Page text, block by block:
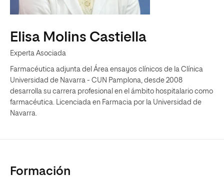
Elisa Molins Castiella
Experta Asociada
Farmacéutica adjunta del Área ensayos clínicos de la Clínica
Universidad de Navarra - CUN Pamplona, desde 2008
desarrolla su carrera profesional en el ámbito hospitalario como
farmacéutica. Licenciada en Farmacia por la Universidad de
Navarra.
Formación